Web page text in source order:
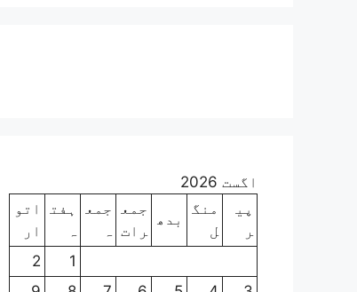
اگست 2026
پی
ر
منگ
ل
بدھ
جمع
رات
جمع
ہفت
اتو
ار
1
2